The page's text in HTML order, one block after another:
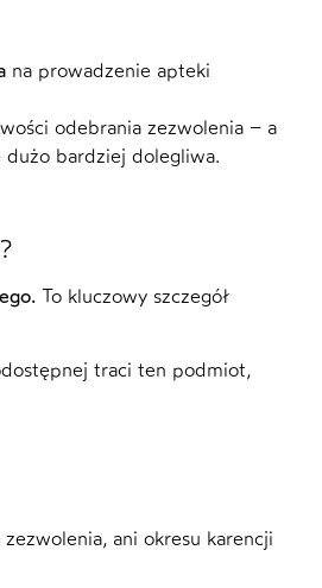
na prowadzenie apteki
odebrania zezwolenia – a
dużo bardziej dolegliwa.
To kluczowy szczegół
traci ten podmiot,
ani okresu karencji